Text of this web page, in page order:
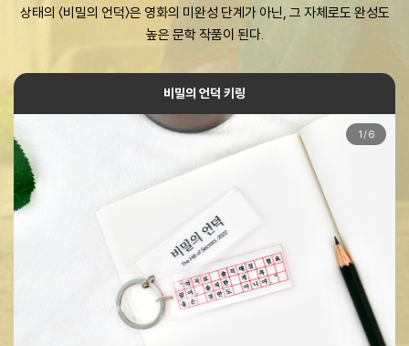
상태의 〈비밀의 언덕〉은 영화의 미완성 단계가 아닌, 그 자체로도 완성도
높은 문학 작품이 된다.
비밀의 언덕 키링
1 /6